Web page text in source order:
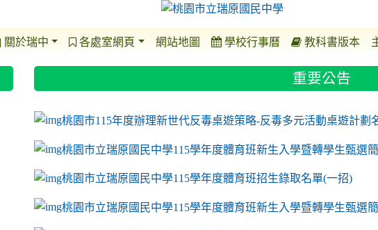
關於瑞中 各處室網頁 網站地圖 學校行事曆 教科書版本
重要公告
link to https://sites.google.com/a/m2.ryjh.tyc.edu.tw/ryjh011/
桃園市115年度辦理新世代反毒桌遊策略-反毒多元活動桌遊計劃
桃園市立瑞原國民中學115學年度體育班新生入學暨轉學生甄選
桃園市立瑞原國民中學115學年度體育班招生錄取名單(一招)
桃園市立瑞原國民中學115學年度體育班新生入學暨轉學生甄選